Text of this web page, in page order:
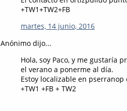
+TW1+TW2+FB
martes, 14 junio, 2016
Anónimo dijo...
Hola, soy Paco, y me gustaría
el verano a ponerme al día.
Estoy localizable en
+TW1 +FB + TW2